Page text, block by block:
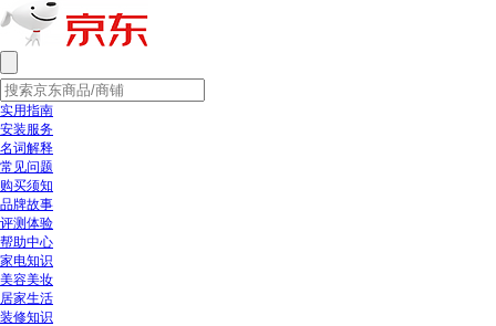
实用指南
安装服务
名词解释
常见问题
购买须知
品牌故事
评测体验
帮助中心
家电知识
美容美妆
居家生活
装修知识